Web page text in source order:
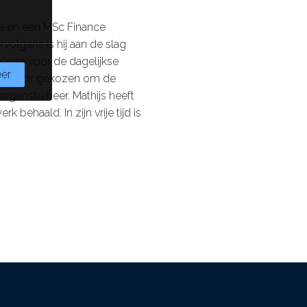
en een MSc Finance
is hij aan de slag
was voor de dagelijkse
ervoor gekozen om de
Mathijs heeft
behaald. In zijn vrije tijd is